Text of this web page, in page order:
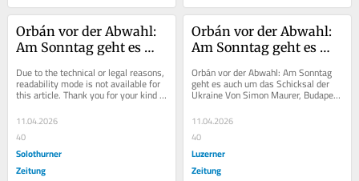
Orbán vor der Abwahl:
Am Sonntag geht es
der Ukraine
Due to the technical or legal reasons,
readability mode is not available for
this article. Thank you for your kind
11.04.2026
40
Solothurner
Zeitung
Orbán vor der Abwahl:
Am Sonntag geht es
der Ukraine
Orbán vor der Abwahl: Am Sonntag
geht es auch um das Schicksal der
Ukraine Von Simon Maurer, Budapest
Der ungarische Premierminister
Viktor Orbán...
11.04.2026
40
Luzerner
Zeitung